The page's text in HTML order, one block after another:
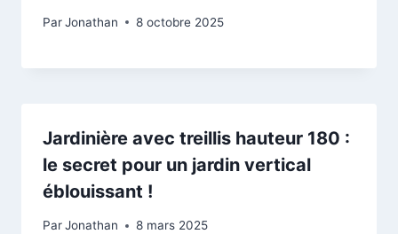
ParJonathan 8 octobre 2025
Jardinière avec treillis hauteur 180 :
le secret pour un jardin vertical
éblouissant !
ParJonathan 8 mars 2025